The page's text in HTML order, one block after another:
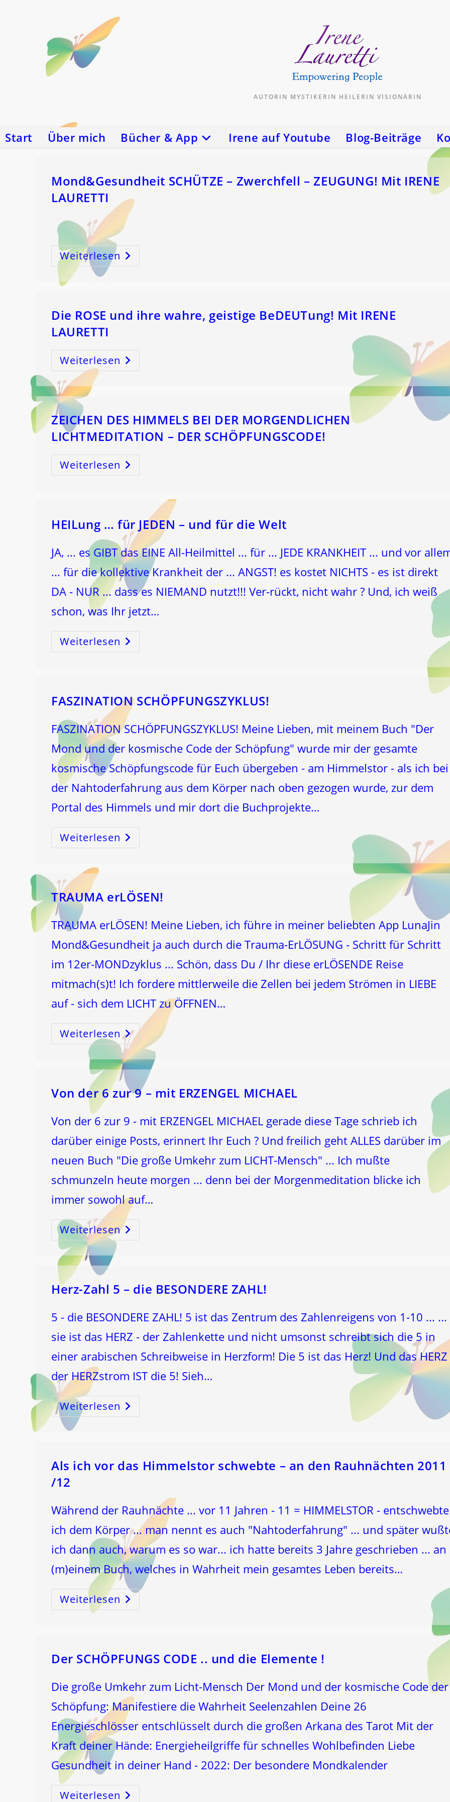
AUTORIN MYSTIKERIN HEILERIN VISIONÄRIN
Start Über mich Bücher & App Irene auf Youtube Blog-Beiträge
Mond&Gesundheit SCHÜTZE – Zwerchfell – ZEUGUNG! Mit IRENE
LAURETTI
Weiterlesen Mond&Gesundheit
SCHÜTZE
–
LAURETTI
Die ROSE und ihre wahre, geistige BeDEUTung! Mit IRENE
LAURETTI
Weiterlesen Die
ROSE
Und
IRENE
LAURETTI
ZEICHEN DES HIMMELS BEI DER MORGENDLICHEN
LICHTMEDITATION – DER SCHÖPFUNGSCODE!
Weiterlesen ZEICHEN
DES
HIMMELS
MORGENDLICHEN
LICHTMEDITATION
DER
SCHÖPFUNGSCODE!
HEILung … für JEDEN – und für die Welt
JA, ... es GIBT das EINE All-Heilmittel ... für ... JEDE KRANKHEIT ... und vor
... für die kollektive Krankheit der ... ANGST! es kostet NICHTS - es ist direkt
DA - NUR ... dass es NIEMAND nutzt!!! Ver-rückt, nicht wahr ? Und, ich weiß
schon, was Ihr jetzt…
Weiterlesen HEILung
…
Für
Welt
FASZINATION SCHÖPFUNGSZYKLUS!
FASZINATION SCHÖPFUNGSZYKLUS! Meine Lieben, mit meinem Buch "Der
Mond und der kosmische Code der Schöpfung" wurde mir der gesamte
kosmische Schöpfungscode für Euch übergeben - am Himmelstor - als ich bei
der Nahtoderfahrung aus dem Körper nach oben gezogen wurde, zur dem
Portal des Himmels und mir dort die Buchprojekte…
Weiterlesen FASZINATION
SCHÖPFUNGSZYKLUS!
TRAUMA erLÖSEN!
TRAUMA erLÖSEN! Meine Lieben, ich führe in meiner beliebten App LunaJin
Mond&Gesundheit ja auch durch die Trauma-ErLÖSUNG - Schritt für Schritt
im 12er-MONDzyklus ... Schön, dass Du / Ihr diese erLÖSENDE Reise
mitmach(s)t! Ich fordere mittlerweile die Zellen bei jedem Strömen in LIEBE
auf - sich dem LICHT zu ÖFFNEN…
Weiterlesen TRAUMA
ErLÖSEN!
Von der 6 zur 9 – mit ERZENGEL MICHAEL
Von der 6 zur 9 - mit ERZENGEL MICHAEL gerade diese Tage schrieb ich
darüber einige Posts, erinnert Ihr Euch ? Und freilich geht ALLES darüber im
neuen Buch "Die große Umkehr zum LICHT-Mensch" ... Ich mußte
schmunzeln heute morgen ... denn bei der Morgenmeditation blicke ich
immer sowohl auf…
WeiterlesenVon
Der
6
MICHAEL
Herz-Zahl 5 – die BESONDERE ZAHL!
5 - die BESONDERE ZAHL! 5 ist das Zentrum des Zahlenreigens von 1-10 ... ...
sie ist das HERZ - der Zahlenkette und nicht umsonst schreibt sich die 5 in
einer arabischen Schreibweise in Herzform! Die 5 ist das Herz! Und das HERZ
der HERZstrom IST die 5! Sieh…
Weiterlesen Herz-
Zahl
5
Als ich vor das Himmelstor schwebte – an den Rauhnächten 2011
/12
Während der Rauhnächte ... vor 11 Jahren - 11 = HIMMELSTOR - entschwebte
ich dem Körper ... man nennt es auch "Nahtoderfahrung" ... und später
ich dann auch, warum es so war... ich hatte bereits 3 Jahre geschrieben ... an
(m)einem Buch, welches in Wahrheit mein gesamtes Leben bereits…
Weiterlesen Als
Ich
Vor
Den
Rauhnächten
Der SCHÖPFUNGS CODE .. und die Elemente !
Die große Umkehr zum Licht-Mensch Der Mond und der kosmische Code der
Schöpfung: Manifestiere die Wahrheit Seelenzahlen Deine 26
Energieschlösser entschlüsselt durch die großen Arkana des Tarot Mit der
Kraft deiner Hände: Energieheilgriffe für schnelles Wohlbefinden Liebe
Gesundheit in deiner Hand - 2022: Der besondere Mondkalender
Weiterlesen Der